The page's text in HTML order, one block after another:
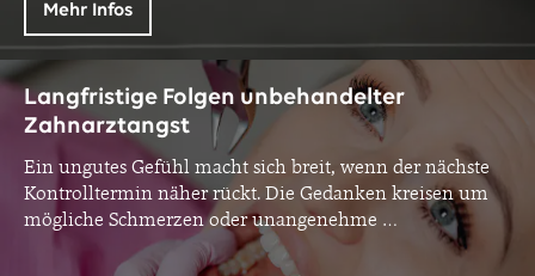
Mehr Infos
Langfristige Folgen unbehandelter
Zahnarztangst
Ein ungutes Gefühl macht sich breit, wenn der nächste
Kontrolltermin näher rückt. Die Gedanken kreisen um
mögliche Schmerzen oder unangenehme …